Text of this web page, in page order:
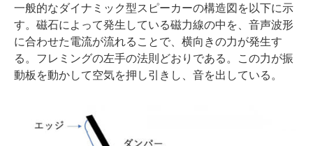
一般的なダイナミック型スピーカーの構造図を以下に示
す。磁石によって発生している磁力線の中を、音声波形
に合わせた電流が流れることで、横向きの力が発生す
る。フレミングの左手の法則どおりである。この力が振
動板を動かして空気を押し引きし、音を出している。